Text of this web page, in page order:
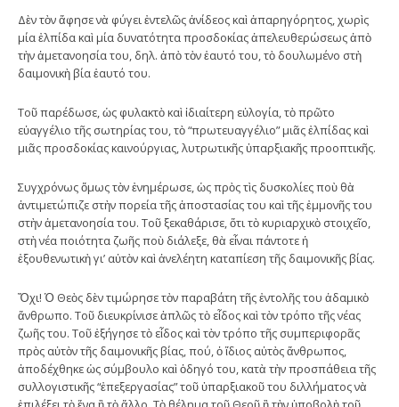
Δὲν τὸν ἄφησε νὰ φύγει ἐντελῶς ἀνίδεος καὶ ἀπαρηγόρητος, χωρὶς
μία ἐλπίδα καὶ μία δυνατότητα προσδοκίας ἀπελευθερώσεως ἀπὸ
τὴν ἀμετανοησία του, δηλ. ἀπὸ τὸν ἑαυτό του, τὸ δουλωμένο στὴ
δαιμονικὴ βία ἑαυτό του.
Τοῦ παρέδωσε, ὡς φυλακτὸ καὶ ἰδιαίτερη εὐλογία, τὸ πρῶτο
εὐαγγέλιο τῆς σωτηρίας του, τὸ “πρωτευαγγέλιο” μιᾶς ἐλπίδας καὶ
μιᾶς προσδοκίας καινούργιας, λυτρωτικῆς ὑπαρξιακῆς προοπτικῆς.
Συγχρόνως ὅμως τὸν ἐνημέρωσε, ὡς πρὸς τὶς δυσκολίες ποὺ θὰ
ἀντιμετώπιζε στὴν πορεία τῆς ἀποστασίας του καὶ τῆς ἐμμονῆς του
στὴν ἀμετανοησία του. Τοῦ ξεκαθάρισε, ὅτι τὸ κυριαρχικὸ στοιχεῖο,
στὴ νέα ποιότητα ζωῆς ποὺ διάλεξε, θὰ εἶναι πάντοτε ἡ
ἐξουθενωτικὴ γι’ αὐτὸν καὶ ἀνελέητη καταπίεση τῆς δαιμονικῆς βίας.
Ὄχι! Ὁ Θεὸς δὲν τιμώρησε τὸν παραβάτη τῆς ἐντολῆς του ἀδαμικὸ
ἄνθρωπο. Τοῦ διευκρίνισε ἁπλῶς τὸ εἶδος καὶ τὸν τρόπο τῆς νέας
ζωῆς του. Τοῦ ἐξήγησε τὸ εἶδος καὶ τὸν τρόπο τῆς συμπεριφορᾶς
πρὸς αὐτὸν τῆς δαιμονικῆς βίας, πού, ὁ ἴδιος αὐτὸς ἄνθρωπος,
ἀποδέχθηκε ὡς σύμβουλο καὶ ὁδηγό του, κατὰ τὴν προσπάθεια τῆς
συλλογιστικῆς “ἐπεξεργασίας” τοῦ ὑπαρξιακοῦ του διλλήματος νὰ